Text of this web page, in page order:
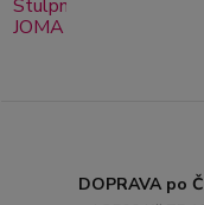
DOPRAVA po